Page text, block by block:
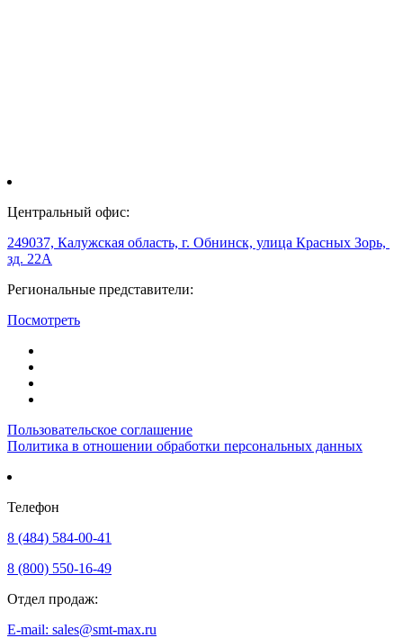
Центральный офис:
249037, Калужская область, г. Обнинск, улица Красных Зорь,
зд. 22А
Региональные представители:
Посмотреть
Пользовательское соглашение
Политика в отношении обработки персональных данных
Телефон
8 (484) 584-00-41
8 (800) 550-16-49
Отдел продаж:
E-mail: sales@smt-max.ru